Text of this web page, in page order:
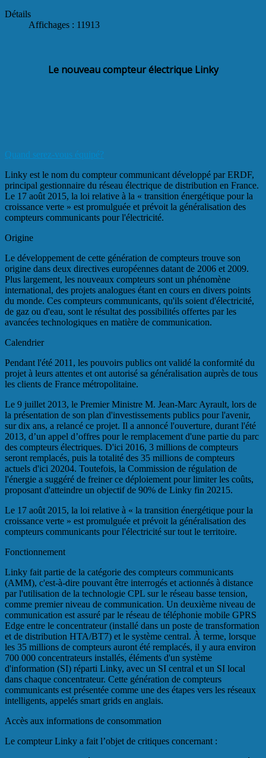
Détails
Affichages : 11913
Le nouveau compteur électrique Linky
Quand serez-vous équipé?
Linky est le nom du compteur communicant développé par ERDF,
principal gestionnaire du réseau électrique de distribution en France.
Le 17 août 2015, la loi relative à la « transition énergétique pour la
croissance verte » est promulguée et prévoit la généralisation des
compteurs communicants pour l'électricité.
Origine
Le développement de cette génération de compteurs trouve son
origine dans deux directives européennes datant de 2006 et 2009.
Plus largement, les nouveaux compteurs sont un phénomène
international, des projets analogues étant en cours en divers points
du monde. Ces compteurs communicants, qu'ils soient d'électricité,
de gaz ou d'eau, sont le résultat des possibilités offertes par les
avancées technologiques en matière de communication.
Calendrier
Pendant l'été 2011, les pouvoirs publics ont validé la conformité du
projet à leurs attentes et ont autorisé sa généralisation auprès de tous
les clients de France métropolitaine.
Le 9 juillet 2013, le Premier Ministre M. Jean-Marc Ayrault, lors de
la présentation de son plan d'investissements publics pour l'avenir,
sur dix ans, a relancé ce projet. Il a annoncé l'ouverture, durant l'été
2013, d’un appel d’offres pour le remplacement d'une partie du parc
des compteurs électriques. D'ici 2016, 3 millions de compteurs
seront remplacés, puis la totalité des 35 millions de compteurs
actuels d'ici 20204. Toutefois, la Commission de régulation de
l'énergie a suggéré de freiner ce déploiement pour limiter les coûts,
proposant d'atteindre un objectif de 90% de Linky fin 20215.
Le 17 août 2015, la loi relative à « la transition énergétique pour la
croissance verte » est promulguée et prévoit la généralisation des
compteurs communicants pour l'électricité sur tout le territoire.
Fonctionnement
Linky fait partie de la catégorie des compteurs communicants
(AMM), c'est-à-dire pouvant être interrogés et actionnés à distance
par l'utilisation de la technologie CPL sur le réseau basse tension,
comme premier niveau de communication. Un deuxième niveau de
communication est assuré par le réseau de téléphonie mobile GPRS
Edge entre le concentrateur (installé dans un poste de transformation
et de distribution HTA/BT7) et le système central. À terme, lorsque
les 35 millions de compteurs auront été remplacés, il y aura environ
700 000 concentrateurs installés, éléments d'un système
d'information (SI) réparti Linky, avec un SI central et un SI local
dans chaque concentrateur. Cette génération de compteurs
communicants est présentée comme une des étapes vers les réseaux
intelligents, appelés smart grids en anglais.
Accès aux informations de consommation
Le compteur Linky a fait l’objet de critiques concernant :